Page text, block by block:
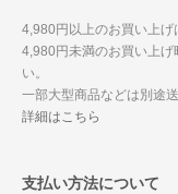
4,980円以上のお買い上げ
4,980円未満のお買い上げ
い。
一部大型商品などは別途
詳細はこちら
支払い方法について